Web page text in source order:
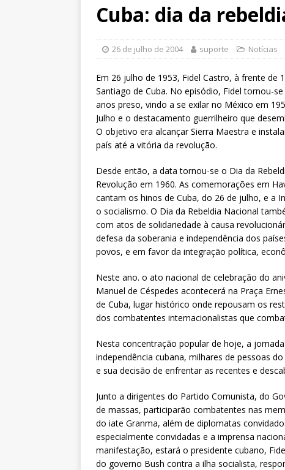
previsão de reajuste de 8%;
[ 6 de agosto de 2026 ]
[ 6 de agosto de 2026 ] Fenajufe
CNJ para tratar da retomada dos
[ 7 de agosto de 2026 ] Dia 13
DESTAQUES
Cuba: dia da
26 de julho de 2004 suporte Notícias
Em 26 julho de 1953, Fidel Castro, à frente
Santiago de Cuba. No episódio, Fidel tornou-
anos preso, vindo a se exilar no México em
Julho e o destacamento guerrilheiro que
O objetivo era alcançar Sierra Maestra e
país até a vitória da revolução.
Desde então, a data tornou-se o Dia da
Revolução em 1960. As comemorações em
cantam os hinos de Cuba, do 26 de julho, e a
o socialismo. O Dia da Rebeldia Nacional
com atos de solidariedade à causa
defesa da soberania e independência dos
povos, e em favor da integração política,
Neste ano. o ato nacional de celebração do
Manuel de Céspedes acontecerá na Praça
de Cuba, lugar histórico onde repousam os
dos combatentes internacionalistas que
Nesta concentração popular de hoje, a
independência cubana, milhares de pessoas
e sua decisão de enfrentar as recentes e
Junto a dirigentes do Partido Comunista, do
de massas, participarão combatentes nas
do iate Granma, além de diplomatas
especialmente convidadas e a imprensa
manifestação, estará o presidente cubano,
do governo Bush contra a ilha socialista,